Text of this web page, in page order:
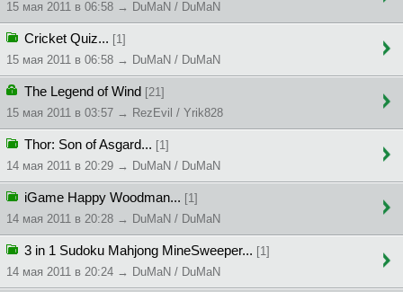
15 мая 2011 в 06:58 → DuMaN / DuMaN
Cricket Quiz... [1]
15 мая 2011 в 06:58 → DuMaN / DuMaN
The Legend of Wind [21]
15 мая 2011 в 03:57 → RezEvil / Yrik828
Thor: Son of Asgard... [1]
14 мая 2011 в 20:29 → DuMaN / DuMaN
iGame Happy Woodman... [1]
14 мая 2011 в 20:28 → DuMaN / DuMaN
3 in 1 Sudoku Mahjong MineSweeper... [1]
14 мая 2011 в 20:24 → DuMaN / DuMaN